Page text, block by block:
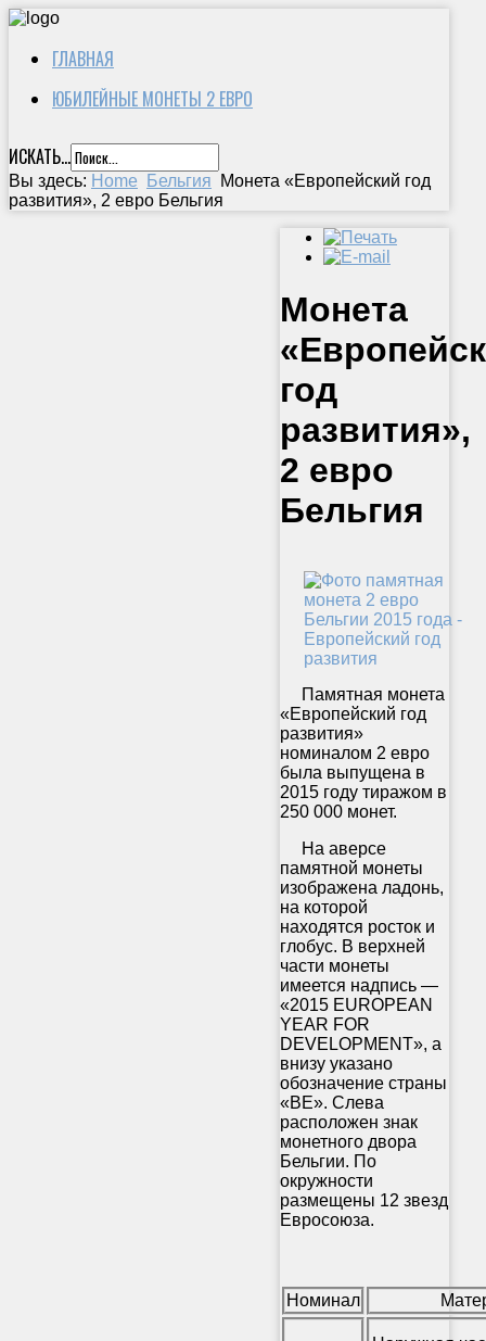
ГЛАВНАЯ
ЮБИЛЕЙНЫЕ МОНЕТЫ 2 ЕВРО
ИСКАТЬ...
Вы здесь: Home Бельгия
Монета «Европейский год
развития», 2 евро Бельгия
Монета
год
развития»,
2 евро
Бельгия
Памятная монета
«Европейский год
развития»
номиналом 2 евро
была выпущена в
2015 году тиражом в
250 000 монет.
На аверсе
памятной монеты
изображена ладонь,
на которой
находятся росток и
глобус. В верхней
части монеты
имеется надпись —
«2015 EUROPEAN
YEAR FOR
DEVELOPMENT», а
внизу указано
обозначение страны
«BE». Слева
расположен знак
монетного двора
Бельгии. По
окружности
размещены 12 звезд
Евросоюза.
Номинал